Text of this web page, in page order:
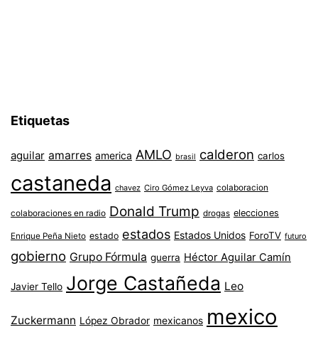
Etiquetas
aguilar amarres america AMLO brasil calderon carlos
castaneda chavez Ciro Gómez Leyva colaboracion
colaboraciones en radio Donald Trump drogas elecciones
Enrique Peña Nieto estado estados Estados Unidos ForoTV futuro
gobierno Grupo Fórmula guerra Héctor Aguilar Camín
Javier Tello Jorge Castañeda Leo
Zuckermann López Obrador mexicanos mexico